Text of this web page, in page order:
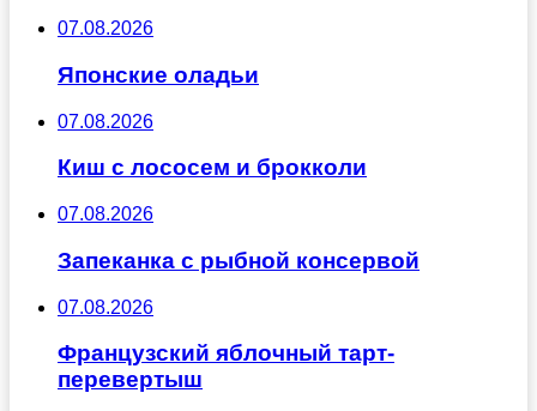
07.08.2026
Японские оладьи
07.08.2026
Киш с лососем и брокколи
07.08.2026
Запеканка с рыбной консервой
07.08.2026
Французский яблочный тарт-
перевертыш